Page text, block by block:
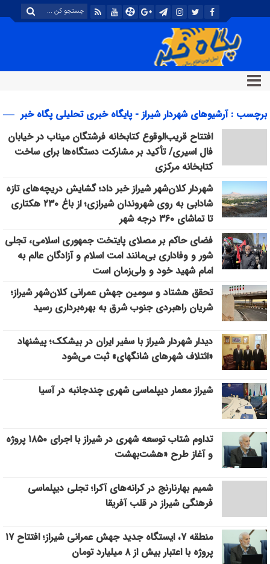
برچسب : آرشیوهای شهردار شیراز - پایگاه خبری تحلیلی پگاه خبر
افتتاح قریب‌الوقوع کتابخانه فرشتگان میناب در خیابان
فال اسیری/ تأکید بر مشارکت دستگاه‌ها برای ساخت
کتابخانه مرکزی
شهردار کلان‌شهر شیراز خبر داد؛ گشایش دریچه‌های تازه
شادابی به روی شهروندان شیرازی؛ از باغ ۲۳۰ هکتاری
تا تماشای ۳۶۰ درجه شهر
فضای حاکم بر مصلای پایتخت جمهوری اسلامی، تجلی
شور و وفاداری بی‌مانند امت اسلام و آزادگان عالم به
امام شهید خود و ولی‌زمان است
تحقق هشتاد و سومین جهش عمرانی کلان‌شهر شیراز؛
شریان راهبردی جنوب شرق به بهره‌برداری رسید
دیدار شهردار شیراز با سفیر ایران در بیشکک؛ پیشنهاد
«ائتلاف شهرهای شانگهای» ثبت می‌شود
شیراز معمار دیپلماسی شهری چندجانبه در آسیا
تداوم شتاب توسعه شهری در شیراز با اجرای ۱۸۵۰ پروژه
و آغاز طرح «هشت‌بهشت
شمیم بهارنارنج در کرانه‌های آکرا؛ تجلی دیپلماسی
فرهنگی شیراز در قلب آفریقا
منطقه ۷، ایستگاه جدید جهش عمرانی شیراز؛ افتتاح ۱۷
پروژه با اعتبار بیش از ۸ میلیارد تومان